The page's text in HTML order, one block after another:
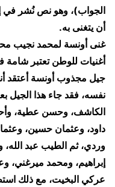
الجواب)، وهو نص نُشر
أن يتغنى به.
​غنى أونسة لمحمد نجيب
أغنيات للوطن تعتبر
​جيل مجذوب أونسة أعتقد
نفسه، فقد جاء هذا الجيل
الكاشف، وحسن عطية،
داود، وعثمان حسين،
وردي، ثم الطيب عبد الله،
إبراهيم، ومحمد ميرغني،
عركي البخيت، مع ذلك